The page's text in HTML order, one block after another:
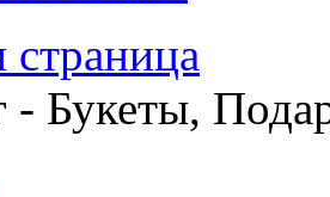
страница
- Букеты,